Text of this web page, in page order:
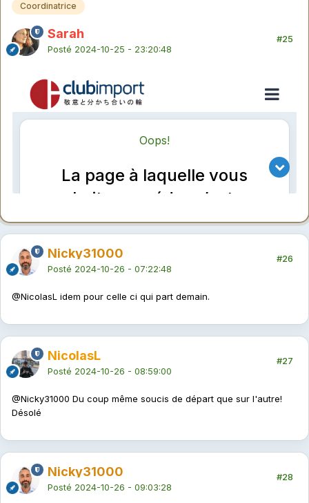
Coordinatrice
Sarah
Posté 2024-10-25 - 23:20:48
#25
Nicky31000
Posté 2024-10-26 - 07:22:48
#26
@NicolasL idem pour celle ci qui part demain.
NicolasL
Posté 2024-10-26 - 08:59:00
#27
@Nicky31000 Du coup même soucis de départ que sur l'autre!
Désolé
Nicky31000
Posté 2024-10-26 - 09:03:28
#28